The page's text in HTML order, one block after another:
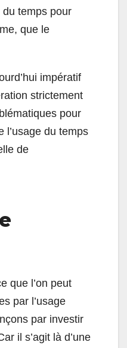
temps pour
que le
impératif
strictement
pour
l’usage du temps
de
que l’on peut
par l’usage
par investir
il s’agit là d’une